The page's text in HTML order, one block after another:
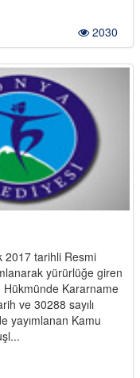
2030
2017 tarihli Resmi
yürürlüğe giren
Hükmünde Kararname
ve 30288 sayılı
yayımlanan Kamu